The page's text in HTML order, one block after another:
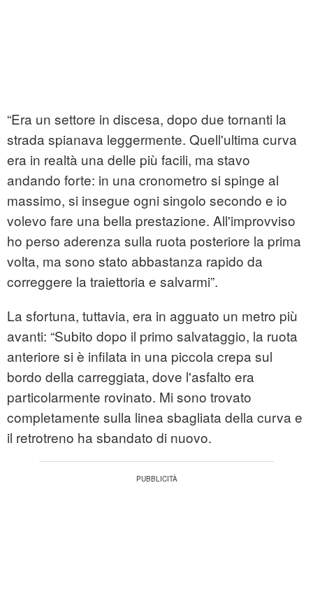
“Era un settore in discesa, dopo due tornanti la
strada spianava leggermente. Quell'ultima curva
era in realtà una delle più facili, ma stavo
andando forte: in una cronometro si spinge al
massimo, si insegue ogni singolo secondo e io
volevo fare una bella prestazione. All'improvviso
ho perso aderenza sulla ruota posteriore la prima
volta, ma sono stato abbastanza rapido da
correggere la traiettoria e salvarmi”.
La sfortuna, tuttavia, era in agguato un metro più
avanti: “Subito dopo il primo salvataggio, la ruota
anteriore si è infilata in una piccola crepa sul
bordo della carreggiata, dove l'asfalto era
particolarmente rovinato. Mi sono trovato
completamente sulla linea sbagliata della curva e
il retrotreno ha sbandato di nuovo.